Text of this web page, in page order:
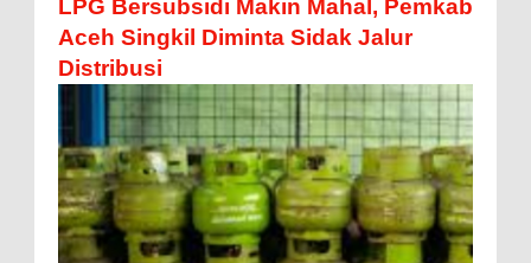
LPG Bersubsidi Makin Mahal, Pemkab
Aceh Singkil Diminta Sidak Jalur
Distribusi